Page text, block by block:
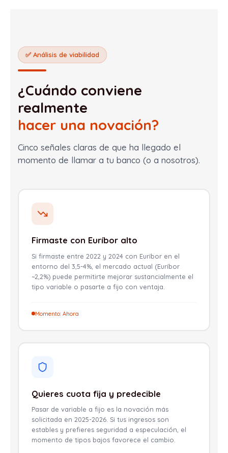
✅ Análisis de viabilidad
¿Cuándo conviene
realmente
hacer una novación?
Cinco señales claras de que ha llegado el
momento de llamar a tu banco (o a nosotros).
Firmaste con Euríbor alto
Si firmaste entre 2022 y 2024 con Euríbor en el
entorno del 3,5-4%, el mercado actual (Euríbor
~2,2%) puede permitirte mejorar sustancialmente el
tipo variable o pasarte a fijo con ventaja.
Momento: Ahora
Quieres cuota fija y predecible
Pasar de variable a fijo es la novación más
solicitada en 2025-2026. Si tus ingresos son
estables y prefieres seguridad a especulación, el
momento de tipos bajos favorece el cambio.